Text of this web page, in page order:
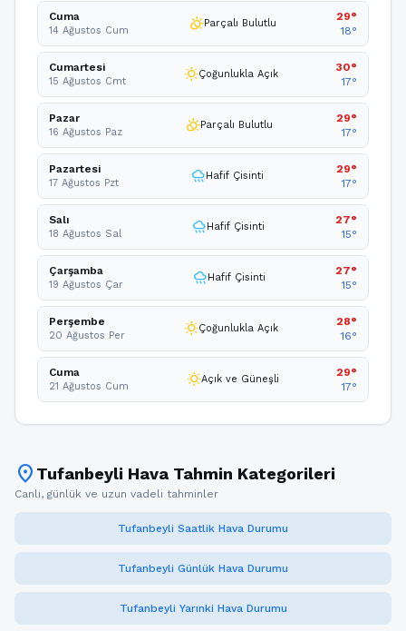
Cuma
14 Ağustos Cum partly_cloudy_dayParçalı Bulutlu
29°
18°
Cumartesi
15 Ağustos Cmt wb_sunnyÇoğunlukla Açık
30°
17°
Pazar
16 Ağustos Paz partly_cloudy_dayParçalı Bulutlu
29°
17°
Pazartesi
17 Ağustos Pzt rainyHafif Çisinti
29°
17°
Salı
18 Ağustos Sal rainyHafif Çisinti
27°
15°
Çarşamba
19 Ağustos Çar rainyHafif Çisinti
27°
15°
Perşembe
20 Ağustos Per wb_sunnyÇoğunlukla Açık
28°
16°
Cuma
21 Ağustos Cum wb_sunnyAçık ve Güneşli
29°
17°
location_on Tufanbeyli Hava Tahmin Kategorileri
Canlı, günlük ve uzun vadeli tahminler
Tufanbeyli Saatlik Hava Durumu
Tufanbeyli Günlük Hava Durumu
Tufanbeyli Yarınki Hava Durumu